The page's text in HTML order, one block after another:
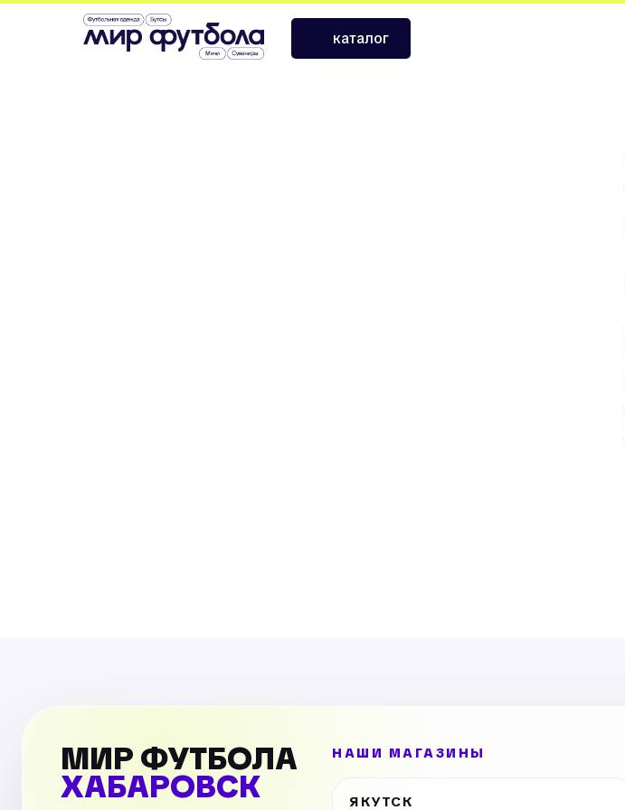
каталог
Главная›Сувениры и атрибутика ›Фигурка Холланд Манчестер Сити
МИР ФУТБОЛА
ХАБАРОВСК
НАШИ МАГАЗИНЫ
ЯКУТСК